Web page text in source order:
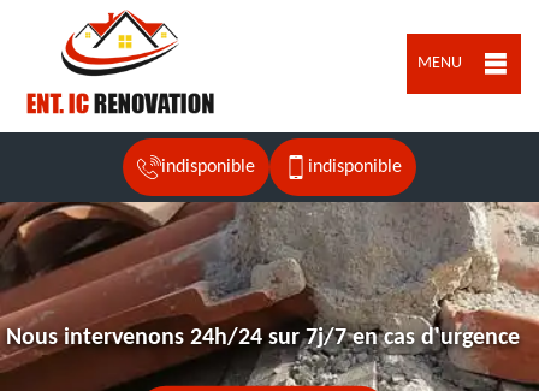
MENU
indisponible indisponible
Nous intervenons 24h/24 sur 7j/7 en cas d'urgence